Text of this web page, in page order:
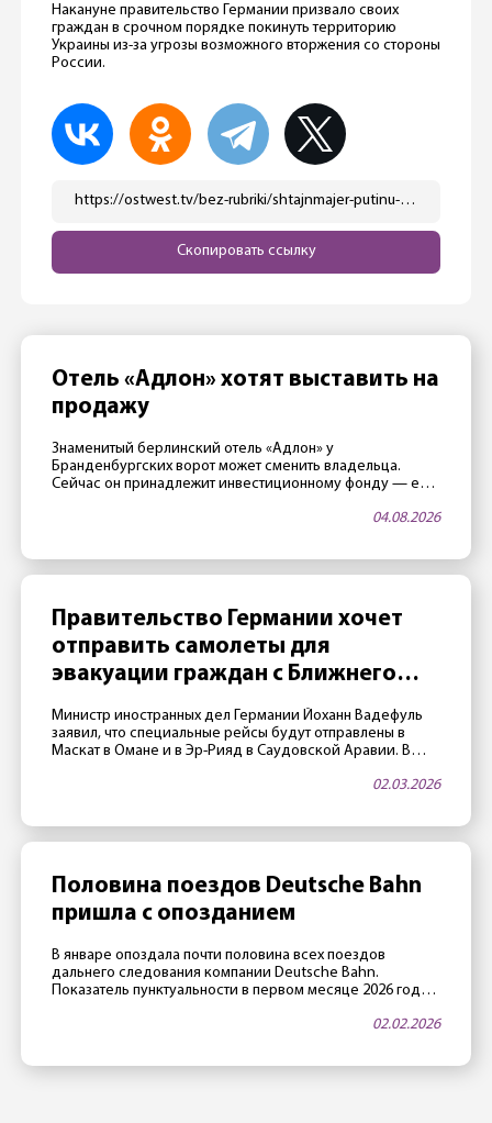
Накануне правительство Германии призвало своих
граждан в срочном порядке покинуть территорию
Украины из-за угрозы возможного вторжения со стороны
России.
https://ostwest.tv/bez-rubriki/shtajnmajer-putinu-nemedlenno-snimite-petlju-s-shei-ukrainy/
Скопировать ссылку
Отель «Адлон» хотят выставить на
продажу
Знаменитый берлинский отель «Адлон» у
Бранденбургских ворот может сменить владельца.
Сейчас он принадлежит инвестиционному фонду — его
хотят продать отель. Не последнюю роль играет и
закрытый фонд Fundus-Fund 31. По данным издания
04.08.2026
Правительство Германии хочет
отправить самолеты для
эвакуации граждан с Ближнего
Министр иностранных дел Германии Йоханн Вадефуль
заявил, что специальные рейсы будут отправлены в
Маскат в Омане и в Эр-Рияд в Саудовской Аравии. В
авиакомпания Lufthansa в переговорах с МИД Германии
зарегистрироваться на антикризисном портале ELEFAND
02.03.2026
Половина поездов Deutsche Bahn
пришла с опозданием
В январе опоздала почти половина всех поездов
дальнего следования компании Deutsche Bahn.
Показатель пунктуальности в первом месяце 2026 года
При этом в DB «пунктуальным» считается поезд, который
02.02.2026